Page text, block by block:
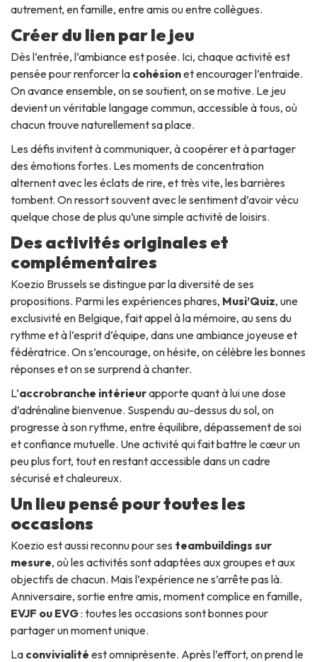
autrement, en famille, entre amis ou entre collègues.
Créer du lien par le jeu
Dès l’entrée, l’ambiance est posée. Ici, chaque activité est
pensée pour renforcer la cohésionet encourager l’entraide.
On avance ensemble, on se soutient, on se motive. Le jeu
devient un véritable langage commun, accessible à tous, où
chacun trouve naturellement sa place.
Les défis invitent à communiquer, à coopérer et à partager
des émotions fortes. Les moments de concentration
alternent avec les éclats de rire, et très vite, les barrières
tombent. On ressort souvent avec le sentiment d’avoir vécu
quelque chose de plus qu’une simple activité de loisirs.
Des activités originales et
complémentaires
Koezio Brussels se distingue par la diversité de ses
propositions. Parmi les expériences phares, Musi’Quiz, une
exclusivité en Belgique, fait appel à la mémoire, au sens du
rythme et à l’esprit d’équipe, dans une ambiance joyeuse et
fédératrice. On s’encourage, on hésite, on célèbre les bonnes
réponses et on se surprend à chanter.
L’accrobranche intérieurapporte quant à lui une dose
d’adrénaline bienvenue. Suspendu au-dessus du sol, on
progresse à son rythme, entre équilibre, dépassement de soi
et confiance mutuelle. Une activité qui fait battre le cœur un
peu plus fort, tout en restant accessible dans un cadre
sécurisé et chaleureux.
Un lieu pensé pour toutes les
occasions
Koezio est aussi reconnu pour ses teambuildings sur
mesure, où les activités sont adaptées aux groupes et aux
objectifs de chacun. Mais l’expérience ne s’arrête pas là.
Anniversaire, sortie entre amis, moment complice en famille,
EVJF ou EVG: toutes les occasions sont bonnes pour
partager un moment unique.
La convivialité est omniprésente. Après l’effort, on prend le